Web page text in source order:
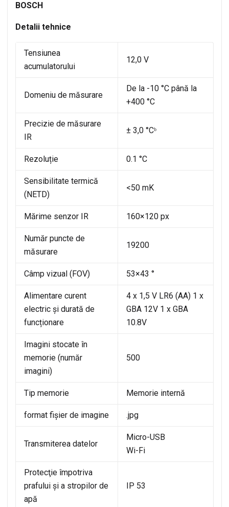
BOSCH
Detalii tehnice
Tensiunea
acumulatorului
12,0 V
Domeniu de măsurare
De la -10 °C până la
+400 °C
Precizie de măsurare
IR
± 3,0 °Cᵇ
Rezoluție 0.1 °C
Sensibilitate termică
(NETD)
<50 mK
Mărime senzor IR 160×120 px
Număr puncte de
măsurare
19200
Câmp vizual (FOV) 53×43 °
Alimentare curent
electric și durată de
funcționare
4 x 1,5 V LR6 (AA) 1 x
GBA 12V 1 x GBA
10.8V
Imagini stocate în
memorie (număr
imagini)
500
Tip memorie Memorie internă
format fișier de imagine .jpg
Transmiterea datelor
Micro-USB
Wi-Fi
Protecţie împotriva
prafului şi a stropilor de
apă
IP 53